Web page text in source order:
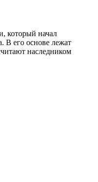
который начал
В его основе лежат
наследником